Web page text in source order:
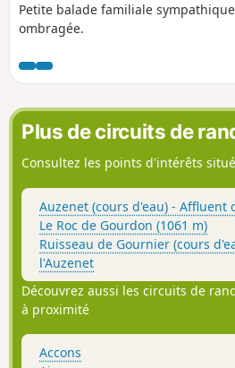
Petite balade familiale
ombragée.
Plus de circuits de
Consultez les points d'intérêts
Auzenet (cours d'eau) - Affluent
Le Roc de Gourdon (1061 m)
Ruisseau de Gournier (cours
l'Auzenet
Découvrez aussi les circuits de
à proximité
Accons